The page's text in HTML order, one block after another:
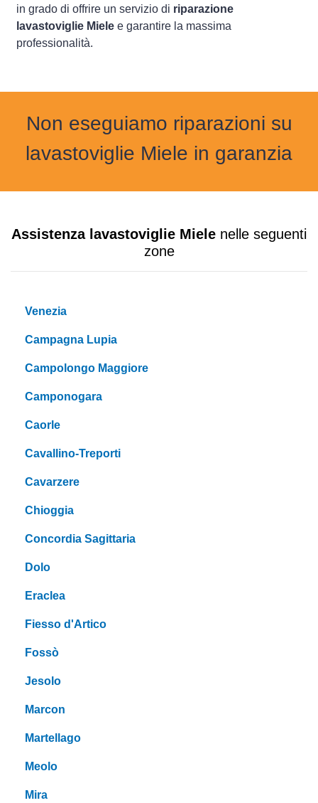
in grado di offrire un servizio di riparazione
lavastoviglie Miele e garantire la massima
professionalità.
Non eseguiamo riparazioni su
lavastoviglie Miele in garanzia
Assistenza lavastoviglie Miele nelle seguenti
zone
Venezia
Campagna Lupia
Campolongo Maggiore
Camponogara
Caorle
Cavallino-Treporti
Cavarzere
Chioggia
Concordia Sagittaria
Dolo
Eraclea
Fiesso d'Artico
Fossò
Jesolo
Marcon
Martellago
Meolo
Mira